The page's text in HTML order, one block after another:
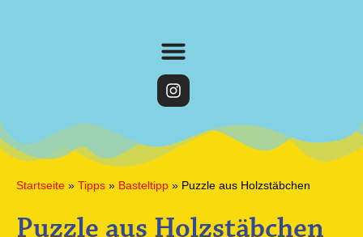
Startseite » Tipps » Basteltipp » Puzzle aus Holzstäbchen
Puzzle aus Holzstäbchen